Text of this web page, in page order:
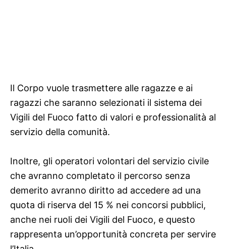
Il Corpo vuole trasmettere alle ragazze e ai
ragazzi che saranno selezionati il sistema dei
Vigili del Fuoco fatto di valori e professionalità al
servizio della comunità.
Inoltre, gli operatori volontari del servizio civile
che avranno completato il percorso senza
demerito avranno diritto ad accedere ad una
quota di riserva del 15 % nei concorsi pubblici,
anche nei ruoli dei Vigili del Fuoco, e questo
rappresenta un’opportunità concreta per servire